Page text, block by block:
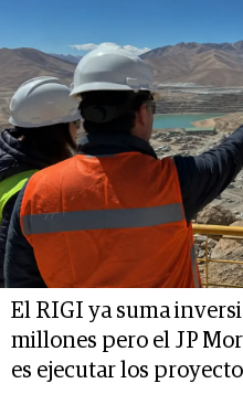
El RIGI ya suma
millones pero el JP
es ejecutar los